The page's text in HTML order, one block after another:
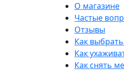
О магазине
Частые
Отзывы
Как
Как
Как снять